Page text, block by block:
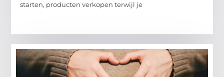
starten, producten verkopen terwijl je